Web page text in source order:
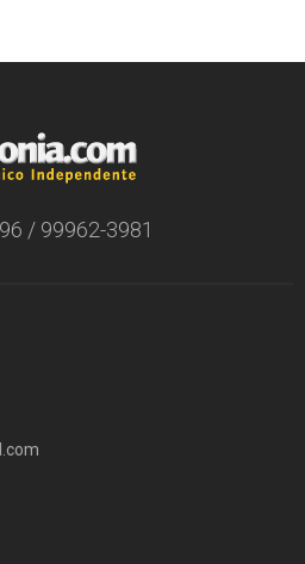
/ 99962-3981